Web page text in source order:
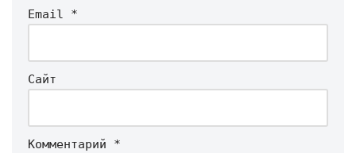
Email *
Сайт
Комментарий *